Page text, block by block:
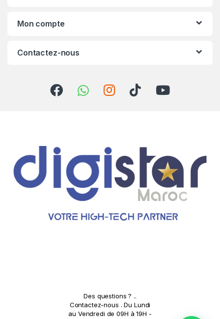
Mon compte
Contactez-nous
Des questions ? ..
Contactez-nous . Du Lundi
au Vendredi de 09H à 19H -